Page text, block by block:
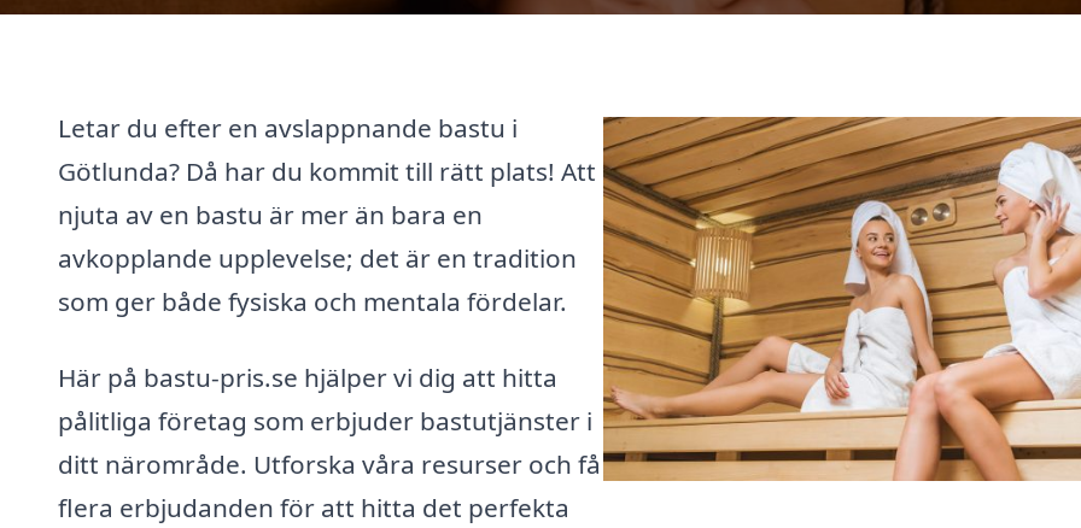
Letar du efter en avslappnande bastu i
Götlunda? Då har du kommit till rätt plats! Att
njuta av en bastu är mer än bara en
avkopplande upplevelse; det är en tradition
som ger både fysiska och mentala fördelar.
Här på bastu-pris.se hjälper vi dig att hitta
pålitliga företag som erbjuder bastutjänster i
ditt närområde. Utforska våra resurser och få
flera erbjudanden för att hitta det perfekta